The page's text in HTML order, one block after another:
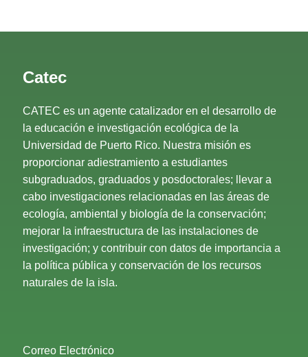
Catec
CATEC es un agente catalizador en el desarrollo de
la educación e investigación ecológica de la
Universidad de Puerto Rico. Nuestra misión es
proporcionar adiestramiento a estudiantes
subgraduados, graduados y posdoctorales; llevar a
cabo investigaciones relacionadas en las áreas de
ecología, ambiental y biología de la conservación;
mejorar la infraestructura de las instalaciones de
investigación; y contribuir con datos de importancia a
la política pública y conservación de los recursos
naturales de la isla.
Correo Electrónico